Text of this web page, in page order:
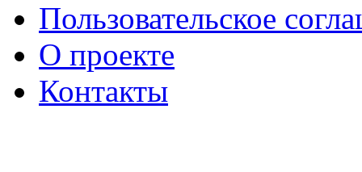
Пользовательское
О проекте
Контакты